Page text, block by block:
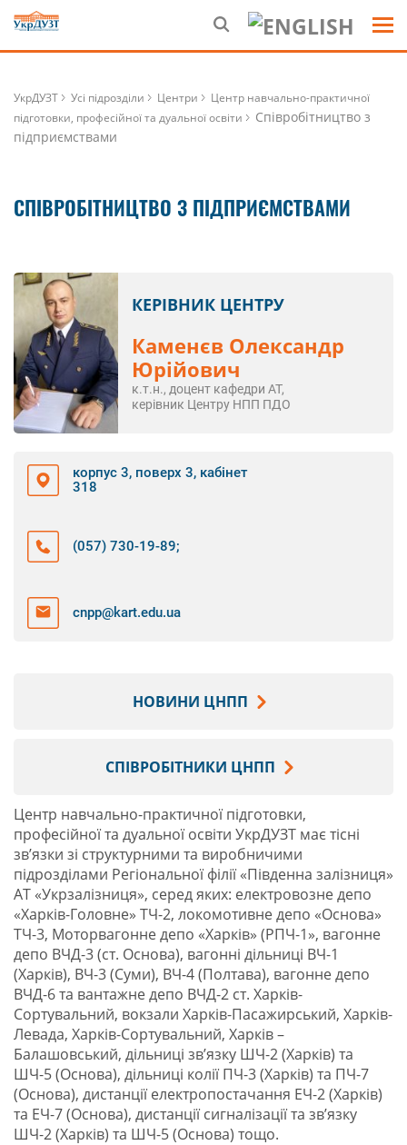
УкрДУЗТ Усі підрозділи Центри
Центр навчально-практичної
підготовки, професійної та дуальної освіти
Співробітництво з
підприємствами
СПІВРОБІТНИЦТВО З ПІДПРИЄМСТВАМИ
КЕРІВНИК ЦЕНТРУ
Каменєв Олександр
Юрійович
к.т.н., доцент кафедри АТ,
керівник Центру НПП ПДО
корпус 3, поверх 3, кабінет
318
(057) 730-19-89;
cnpp@kart.edu.ua
НОВИНИ ЦНПП
СПІВРОБІТНИКИ ЦНПП
Центр навчально-практичної підготовки,
професійної та дуальної освіти УкрДУЗТ має тісні
зв’язки зі структурними та виробничими
підрозділами Регіональної філії «Південна залізниця»
АТ «Укрзалізниця», серед яких: електровозне депо
«Харків-Головне» ТЧ-2, локомотивне депо «Основа»
ТЧ-3, Моторвагонне депо «Харків» (РПЧ-1», вагонне
депо ВЧД-3 (ст. Основа), вагонні дільниці ВЧ-1
(Харків), ВЧ-3 (Суми), ВЧ-4 (Полтава), вагонне депо
ВЧД-6 та вантажне депо ВЧД-2 ст. Харків-
Сортувальний, вокзали Харків-Пасажирський, Харків-
Левада, Харків-Сортувальний, Харків –
Балашовський, дільниці зв’язку ШЧ-2 (Харків) та
ШЧ-5 (Основа), дільниці колії ПЧ-3 (Харків) та ПЧ-7
(Основа), дистанції електропостачання ЕЧ-2 (Харків)
та ЕЧ-7 (Основа), дистанції сигналізації та зв’язку
ШЧ-2 (Харків) та ШЧ-5 (Основа) тощо.